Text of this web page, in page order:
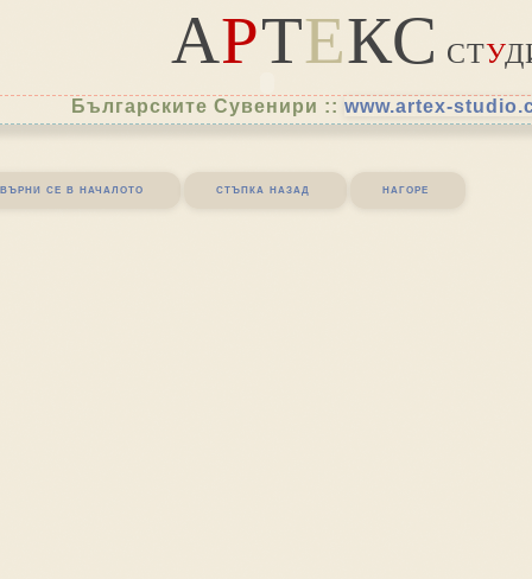
АРТЕКС СТУ
Българските Сувенири :: www.artex-
върни се в началото стъпка назад нагоре